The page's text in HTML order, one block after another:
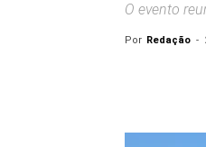
O evento
Por Redação -